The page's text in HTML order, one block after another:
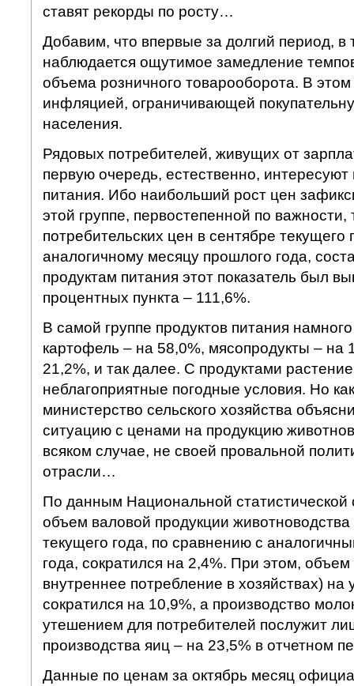
ставят рекорды по росту…
Добавим, что впервые за долгий период, в
наблюдается ощутимое замедление
объема розничного товарооборота. В
инфляцией, ограничивающей
населения.
Рядовых потребителей, живущих от
первую очередь, естественно,
питания. Ибо наибольший рост цен
этой группе, первостепенной по
потребительских цен в сентябре
аналогичному месяцу прошлого года,
продуктам питания этот показатель был
процентных пункта – 111,6%.
В самой группе продуктов питания
картофель – на 58,0%, мясопродукты – на
21,2%, и так далее. С продуктами
неблагоприятные погодные условия. Но
министерство сельского хозяйства
ситуацию с ценами на продукцию
всяком случае, не своей провальной
отрасли…
По данным Национальной
объем валовой продукции
текущего года, по сравнению с
года, сократился на 2,4%. При этом,
внутреннее потребление в хозяйствах) на
сократился на 10,9%, а производство
утешением для потребителей послужит
производства яиц – на 23,5% в отчетном
Данные по ценам за октябрь месяц